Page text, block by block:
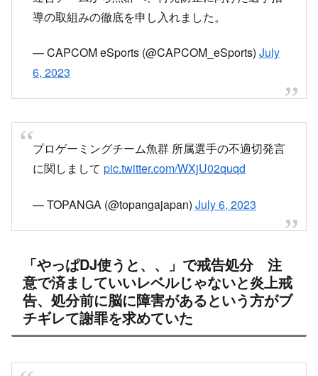
導の取組みの徹底を申し入れました。
— CAPCOM eSports (@CAPCOM_eSports) July
6, 2023
プロゲーミングチーム魚群 所属選手の不適切発言
に関しましてpic.twitter.com/WXjU02quqd
意で済ましていいレベルじゃないと炎上戒
告、処分前に脳に障害があるという方がブ
チギレて謝罪を求めていた
不快にさせてしまった方々、ご心配をかけてしま